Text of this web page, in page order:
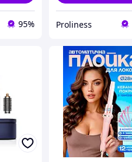
95% Proliness